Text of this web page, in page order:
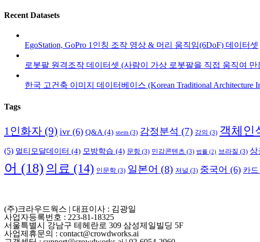
Recent Datasets
EgoStation, GoPro 1인칭 조작 영상 & 머리 움직임(6DoF) 데이터셋
로봇팔 원격조작 데이터셋 (사람이 가상 로봇팔을 직접 움직여
한국 고건축 이미지 데이터베이스 (Korean Traditional Architecture
Tags
1인화자 (9) ivr (6) Q&A (4) stem (3) 감정분석 (7) 강의 (3) 객체인
(5) 멀티모달데이터 (4) 모방학습 (4) 문항 (3) 민감콘텐츠 (3) 법률 (2) 브라질 (3) 상
어 (18) 의료 (14) 인문학 (3) 일본어 (8) 저널 (3) 중국어 (6) 카드
(주)크라우드웍스 | 대표이사 : 김광일
사업자등록번호 : 223-81-18325
서울특별시 강남구 테헤란로 309 삼성제일빌딩 5F
사업제휴문의 : contact@crowdworks.ai